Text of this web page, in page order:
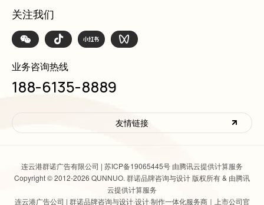
关注我们
业务咨询热线
188-6135-8889
友情链接
连云港群诺广告有限公司 | 苏ICP备19065445号 由腾讯云提供计算服务
Copyright © 2012-2026 QUNNUO. 群诺品牌咨询与设计 版权所有 & 由腾讯
云提供计算服务
连云港广告公司 | 群诺品牌咨询与设计·设计·制作一体化服务商｜上市公司官